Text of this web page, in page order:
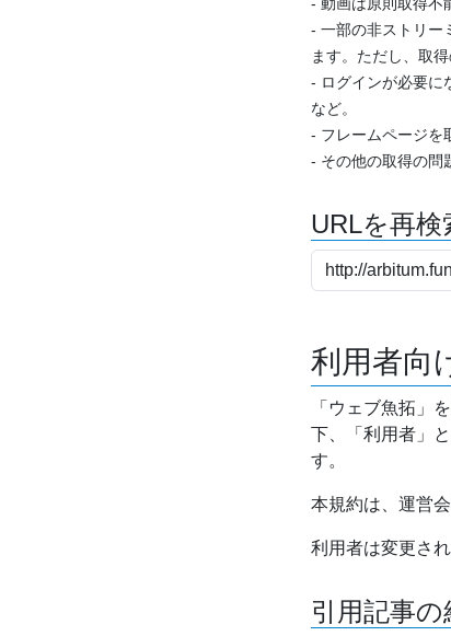
- 一部の非ストリー
ます。ただし、取
- ログインが必要に
など。
- フレームページを
- その他の取得の問
URLを再検
利用者向
「ウェブ魚拓」
下、「利用者」
す。
本規約は、運営
利用者は変更さ
引用記事の